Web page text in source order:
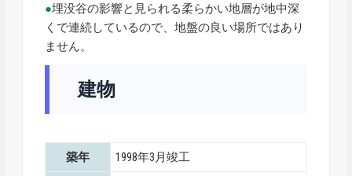
●埋没谷の影響と見られる柔らかい地層が地中深
くで連続しているので、地盤の良い場所ではあり
ません。
建物
築年 1998年3月竣工